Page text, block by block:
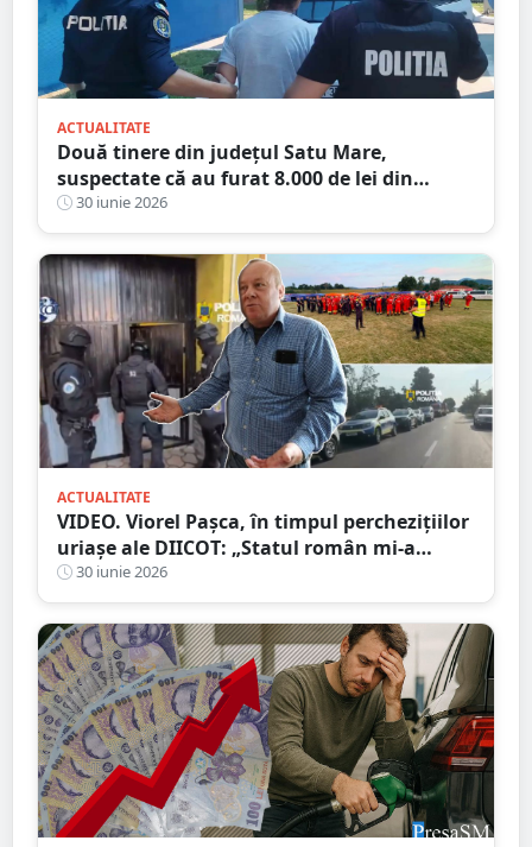
ACTUALITATE
Două tinere din județul Satu Mare,
suspectate că au furat 8.000 de lei din
buzunarul unui tânăr
30 iunie 2026
ACTUALITATE
VIDEO. Viorel Pașca, în timpul perchezițiilor
uriașe ale DIICOT: „Statul român mi-a
trimis oamenii. Acum mă acuză că sunt
grup infracțional”
30 iunie 2026